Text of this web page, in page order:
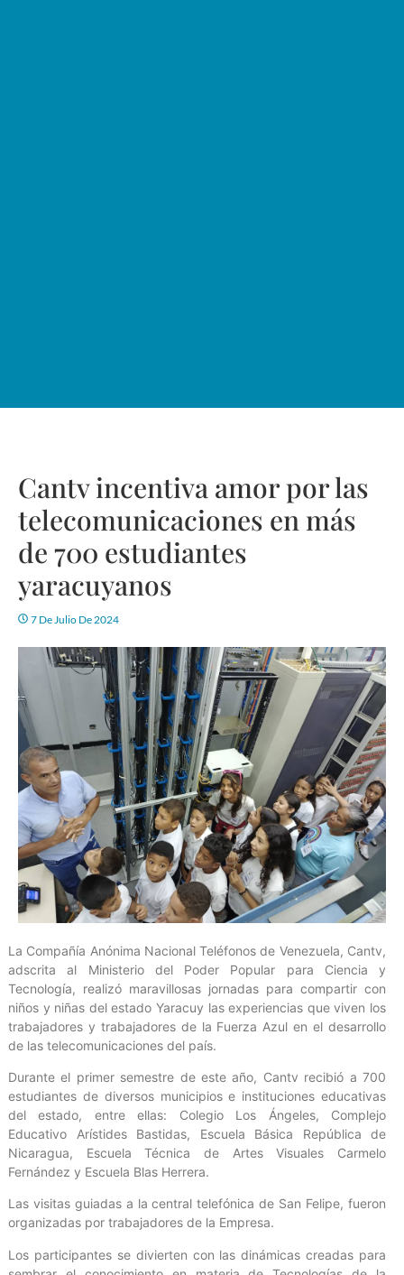
Cantv incentiva amor por las
telecomunicaciones en más
de 700 estudiantes
yaracuyanos
7 De Julio De 2024
La Compañía Anónima Nacional Teléfonos de Venezuela, Cantv,
adscrita al Ministerio del Poder Popular para Ciencia y
Tecnología, realizó maravillosas jornadas para compartir con
niños y niñas del estado Yaracuy las experiencias que viven los
trabajadores y trabajadores de la Fuerza Azul en el desarrollo
de las telecomunicaciones del país.
Durante el primer semestre de este año, Cantv recibió a 700
estudiantes de diversos municipios e instituciones educativas
del estado, entre ellas: Colegio Los Ángeles, Complejo
Educativo Arístides Bastidas, Escuela Básica República de
Nicaragua, Escuela Técnica de Artes Visuales Carmelo
Fernández y Escuela Blas Herrera.
Las visitas guiadas a la central telefónica de San Felipe, fueron
organizadas por trabajadores de la Empresa.
Los participantes se divierten con las dinámicas creadas para